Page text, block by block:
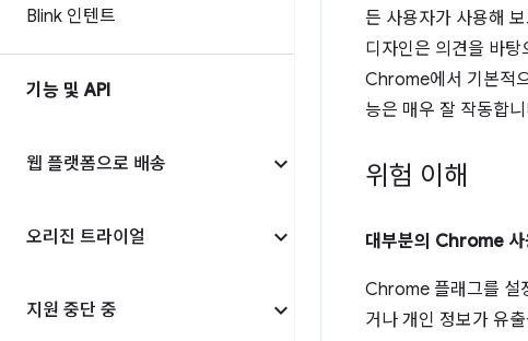
Blink 인텐트
기능 및 API
웹 플랫폼으로 배송
오리진 트라이얼
지원 중단 중
든 사용자가 사용해
디자인은 의견을 바탕
Chrome에서 기본적
능은 매우 잘 작동합
위험 이해
대부분의 Chrome
Chrome 플래그를 설
거나 개인 정보가 유